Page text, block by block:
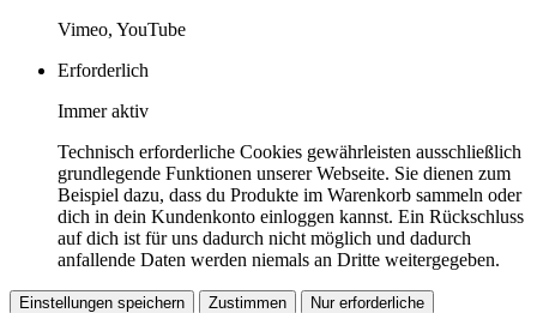
Vimeo, YouTube
Erforderlich
Immer aktiv
Technisch erforderliche Cookies gewährleisten ausschließlich
grundlegende Funktionen unserer Webseite. Sie dienen zum
Beispiel dazu, dass du Produkte im Warenkorb sammeln oder
dich in dein Kundenkonto einloggen kannst. Ein Rückschluss
auf dich ist für uns dadurch nicht möglich und dadurch
anfallende Daten werden niemals an Dritte weitergegeben.
Einstellungen speichern Zustimmen Nur erforderliche